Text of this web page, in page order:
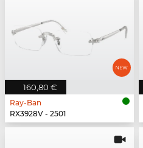
160,80 €
Ray-Ban
RX3928V - 2501